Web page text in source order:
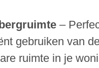
–
gebruiken van
ruimte in je